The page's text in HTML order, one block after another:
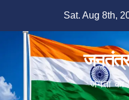
content
Sat. Aug 8th,
जनता का